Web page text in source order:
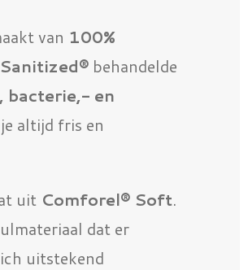
van 100%
Sanitized® behandelde
bacterie,- en
altijd fris en
uit Comforel® Soft.
dat er
uitstekend